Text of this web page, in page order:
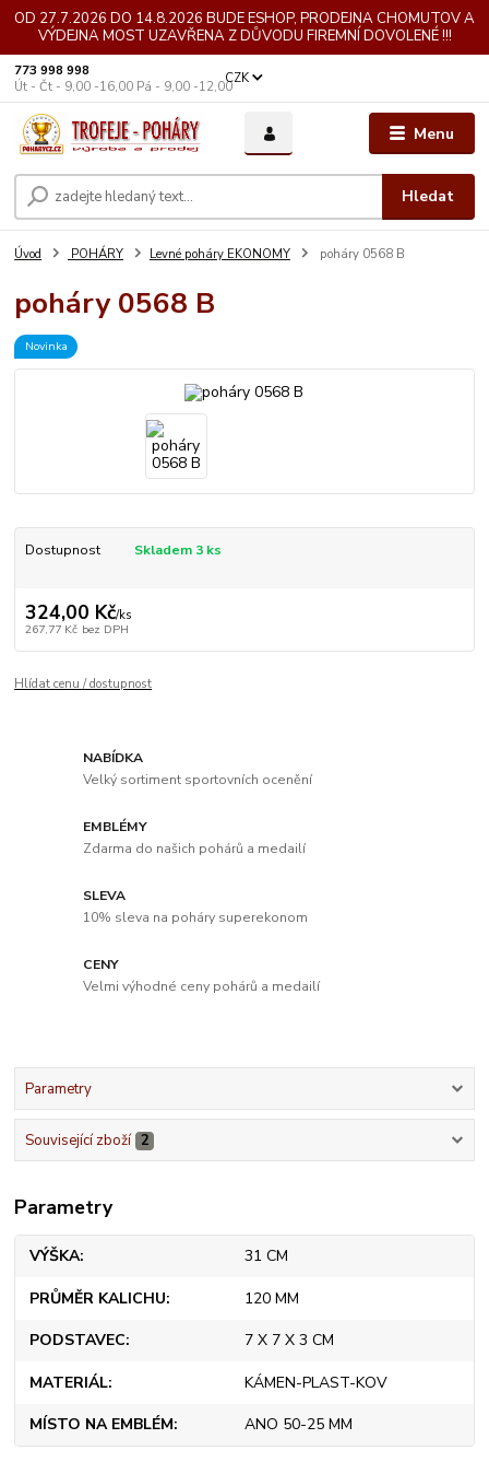
OD 27.7.2026 DO 14.8.2026 BUDE ESHOP, PRODEJNA CHOMUTOV A
VÝDEJNA MOST UZAVŘENA Z DŮVODU FIREMNÍ DOVOLENÉ !!!
Menu
CZK
Hledat
773 998 998
Út - Čt - 9,00 -16,00 Pá - 9,00 -12,00
Úvod POHÁRY Levné poháry EKONOMY poháry 0568 B
poháry 0568 B
Novinka
Dostupnost Skladem 3 ks
324,00 Kč/ks
267,77 Kč bez DPH
Hlídat cenu / dostupnost
NABÍDKA
Velký sortiment sportovních ocenění
EMBLÉMY
Zdarma do našich pohárů a medailí
SLEVA
10% sleva na poháry superekonom
CENY
Velmi výhodné ceny pohárů a medailí
Parametry
Související zboží 2
Parametry
VÝŠKA 31 CM
PRŮMĚR KALICHU 120 MM
PODSTAVEC 7 X 7 X 3 CM
MATERIÁL KÁMEN-PLAST-KOV
MÍSTO NA EMBLÉM ANO 50-25 MM